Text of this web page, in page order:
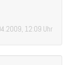
12:09 Uhr